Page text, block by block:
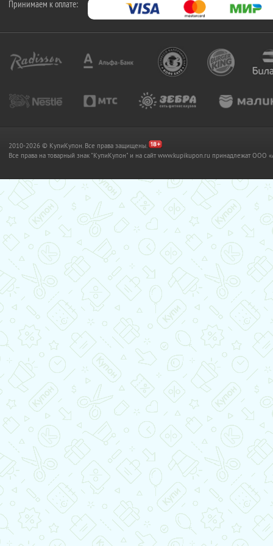
Принимаем к оплате:
2010-2026 © КупиКупон. Все права защищены.
Все права на товарный знак "КупиКупон" и на сайт www.kupikupon.ru принадлежат